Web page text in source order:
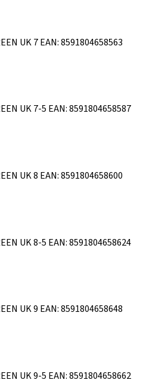
UK 7EAN:8591804658563
UK 7-5 EAN:8591804658587
UK 8 EAN:8591804658600
UK 8-5 EAN:8591804658624
UK 9 EAN:8591804658648
UK 9-5 EAN:8591804658662